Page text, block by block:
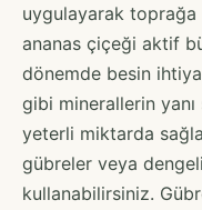
uygulayarak toprağa
ananas çiçeği aktif
dönemde besin
gibi minerallerin
yeterli miktarda
gübreler veya
kullanabilirsiniz.